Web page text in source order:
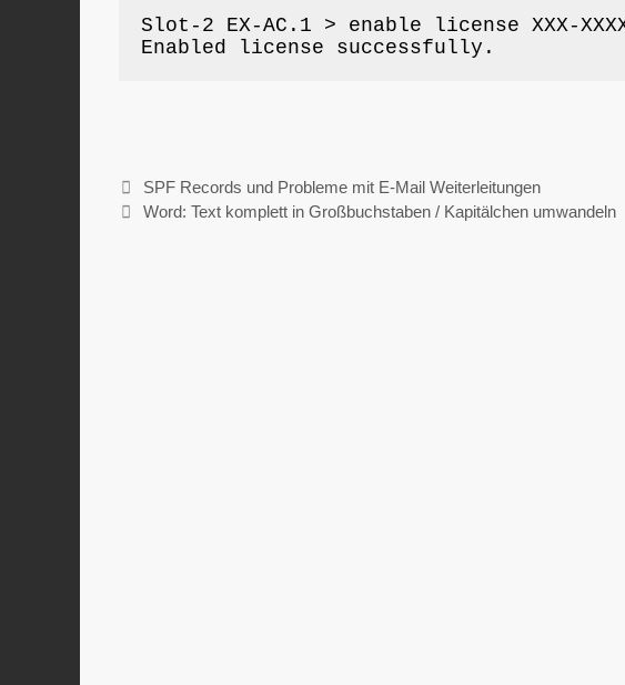
Slot-2 EX-AC.1 > enable license XXX-
Enabled license successfully.
SPF Records und Probleme mit E-Mail Weiterleitungen
Word: Text komplett in Großbuchstaben / Kapitälchen umwandeln